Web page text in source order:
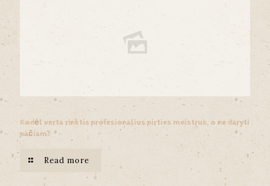
Kodėl verta rinktis profesionalius pirties meistrus, o ne daryti
pačiam?
Read more